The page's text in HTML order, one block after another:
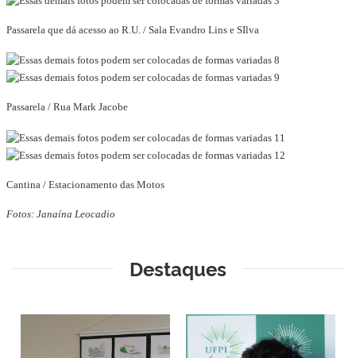
Passarela que dá acesso ao R.U. / Sala Evandro Lins e SIlva
Passarela / Rua Mark Jacobe
Cantina / Estacionamento das Motos
Fotos: Janaína Leocadio
Destaques